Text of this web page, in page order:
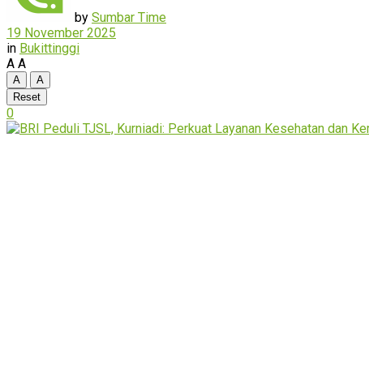
by Sumbar Time
19 November 2025
in Bukittinggi
A A
A
A
Reset
0